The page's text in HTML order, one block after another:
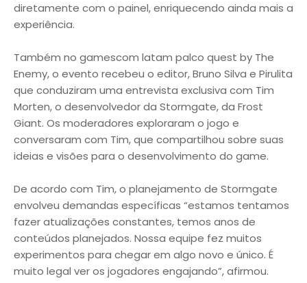
diretamente com o painel, enriquecendo ainda mais a
experiência.
Também no gamescom latam palco quest by The
Enemy, o evento recebeu o editor, Bruno Silva e Pirulita
que conduziram uma entrevista exclusiva com Tim
Morten, o desenvolvedor da Stormgate, da Frost
Giant. Os moderadores exploraram o jogo e
conversaram com Tim, que compartilhou sobre suas
ideias e visões para o desenvolvimento do game.
De acordo com Tim, o planejamento de Stormgate
envolveu demandas específicas “estamos tentamos
fazer atualizações constantes, temos anos de
conteúdos planejados. Nossa equipe fez muitos
experimentos para chegar em algo novo e único. É
muito legal ver os jogadores engajando”, afirmou.